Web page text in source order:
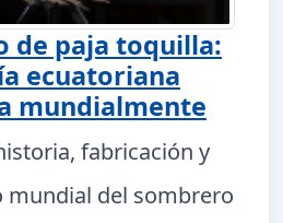
de paja toquilla:
ecuatoriana
mundialmente
fabricación y
mundial del sombrero